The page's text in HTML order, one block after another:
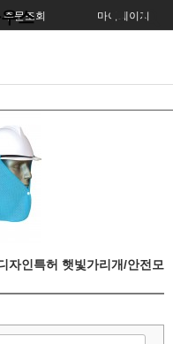
주문조회 마이페이지
스
자인특허 햇빛가리개/안전모